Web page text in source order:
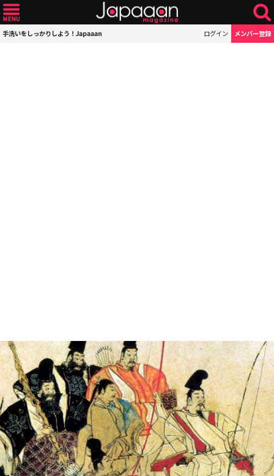
手洗いをしっかりしよう！Japaaan ログイン メンバー登録